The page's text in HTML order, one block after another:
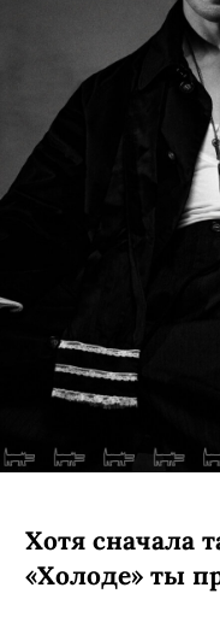
Хотя сначала
«Холоде» ты